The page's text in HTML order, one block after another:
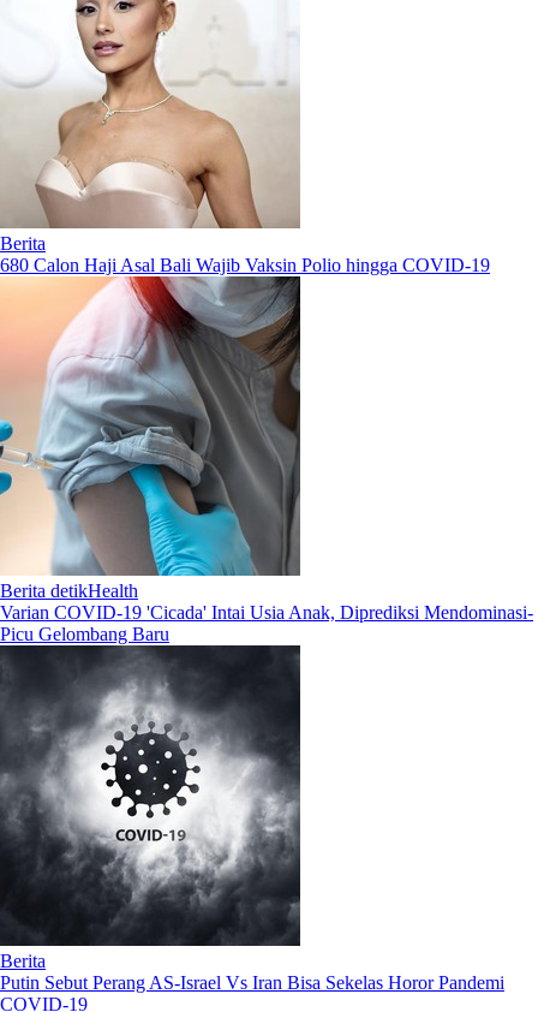
Berita
680 Calon Haji Asal Bali Wajib Vaksin Polio hingga COVID-19
Berita detikHealth
Varian COVID-19 'Cicada' Intai Usia Anak, Diprediksi Mendominasi-
Picu Gelombang Baru
Berita
Putin Sebut Perang AS-Israel Vs Iran Bisa Sekelas Horor Pandemi
COVID-19